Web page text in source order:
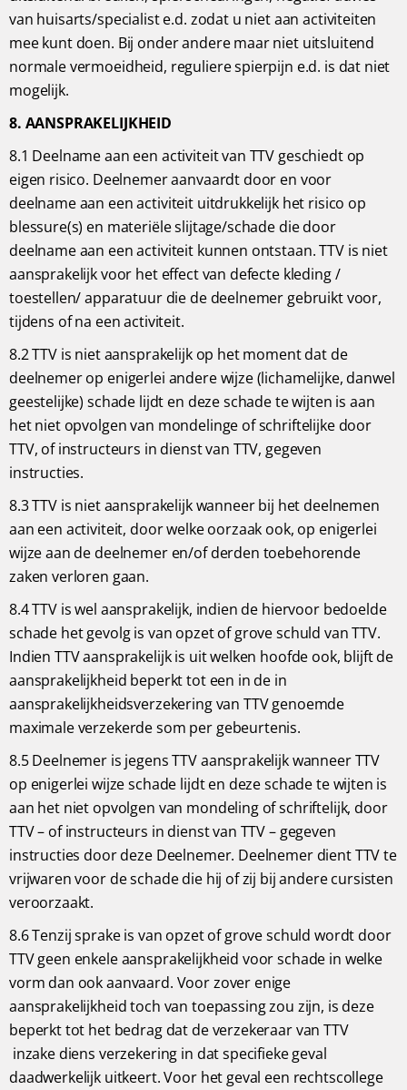
van huisarts/specialist e.d. zodat u niet aan activiteiten
mee kunt doen. Bij onder andere maar niet uitsluitend
normale vermoeidheid, reguliere spierpijn e.d. is dat niet
mogelijk.
8. AANSPRAKELIJKHEID
8.1 Deelname aan een activiteit van TTV geschiedt op
eigen risico. Deelnemer aanvaardt door en voor
deelname aan een activiteit uitdrukkelijk het risico op
blessure(s) en materiële slijtage/schade die door
deelname aan een activiteit kunnen ontstaan. TTV is niet
aansprakelijk voor het effect van defecte kleding /
toestellen/ apparatuur die de deelnemer gebruikt voor,
tijdens of na een activiteit.
8.2 TTV is niet aansprakelijk op het moment dat de
deelnemer op enigerlei andere wijze (lichamelijke, danwel
geestelijke) schade lijdt en deze schade te wijten is aan
het niet opvolgen van mondelinge of schriftelijke door
TTV, of instructeurs in dienst van TTV, gegeven
instructies.
8.3 TTV is niet aansprakelijk wanneer bij het deelnemen
aan een activiteit, door welke oorzaak ook, op enigerlei
wijze aan de deelnemer en/of derden toebehorende
zaken verloren gaan.
8.4 TTV is wel aansprakelijk, indien de hiervoor bedoelde
schade het gevolg is van opzet of grove schuld van TTV.
Indien TTV aansprakelijk is uit welken hoofde ook, blijft de
aansprakelijkheid beperkt tot een in de in
aansprakelijkheidsverzekering van TTV genoemde
maximale verzekerde som per gebeurtenis.
8.5 Deelnemer is jegens TTV aansprakelijk wanneer TTV
op enigerlei wijze schade lijdt en deze schade te wijten is
aan het niet opvolgen van mondeling of schriftelijk, door
TTV – of instructeurs in dienst van TTV – gegeven
instructies door deze Deelnemer. Deelnemer dient TTV te
vrijwaren voor de schade die hij of zij bij andere cursisten
veroorzaakt.
8.6 Tenzij sprake is van opzet of grove schuld wordt door
TTV geen enkele aansprakelijkheid voor schade in welke
vorm dan ook aanvaard. Voor zover enige
aansprakelijkheid toch van toepassing zou zijn, is deze
beperkt tot het bedrag dat de verzekeraar van TTV
inzake diens verzekering in dat specifieke geval
daadwerkelijk uitkeert. Voor het geval een rechtscollege